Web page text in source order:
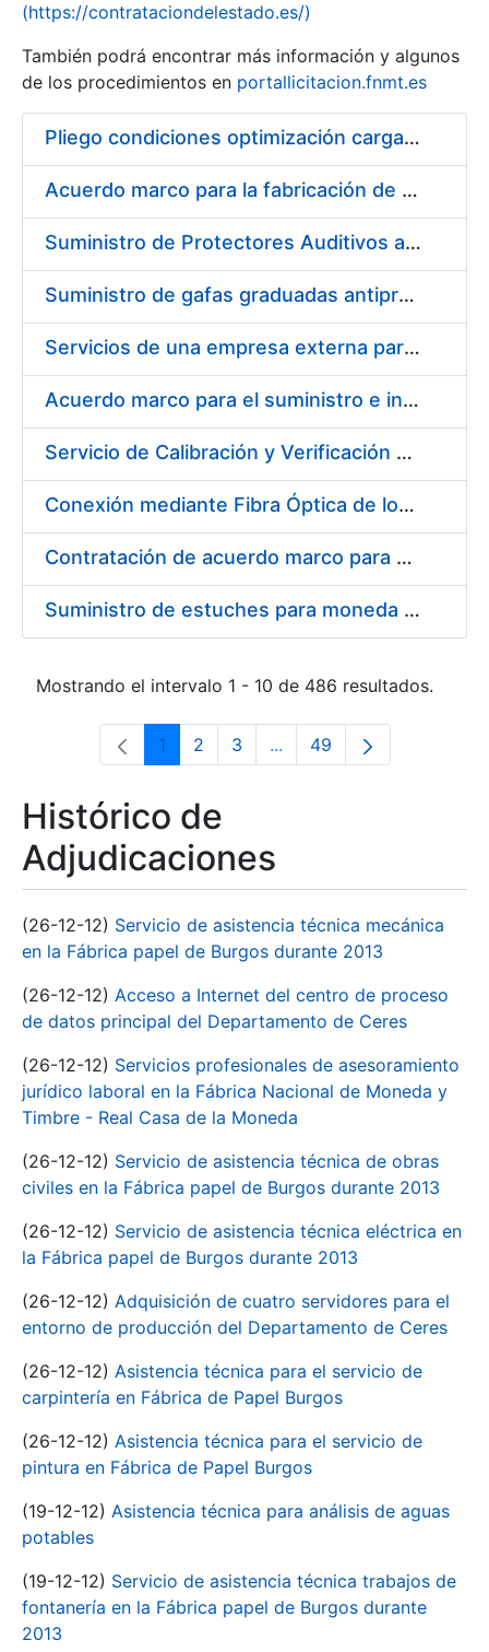
(https://contrataciondelestado.es/)
También podrá encontrar más información y algunos
de los procedimientos en portallicitacion.fnmt.es
Pliego condiciones optimización cargas compras firmado
Acuerdo marco para la fabricación de piezas
Suministro de Protectores Auditivos a medida para las personas trabajadoras de los Centros de Trabajo de Madrid y Burgos
Suministro de gafas graduadas antiproyecciones para los trabajadores de la FNMT-RCM en los centros de trabajo de Madrid y Burgos
Servicios de una empresa externa para el asesoramiento y resolución de los recursos de alzada que se presentan relacionados con procesos de selección para la FNMT-RCM
Acuerdo marco para el suministro e instalación de persianas, estores y otros complementos
Servicio de Calibración y Verificación Externa de los Equipos de Medición del Servicio de Prevención de la FNMT-RCM
Conexión mediante Fibra Óptica de los Centros de Proceso de Datos (CPDs) de las sedes de la FNMT-RCM de Burgos y Madrid
Contratación de acuerdo marco para el Suministro de Material de Electricidad para la Fábrica Nacional de Moneda y Timbre-Real Casa de la Moneda en su centro de trabajo de Burgos
Suministro de estuches para moneda de 30 €
Mostrando el intervalo 1 - 10 de 486 resultados.
Página
1 Página
2 Página
3 ...Páginas intermedias Use
Página
49
Histórico de
Adjudicaciones
(26-12-12) Servicio de asistencia técnica mecánica
en la Fábrica papel de Burgos durante 2013
(26-12-12) Acceso a Internet del centro de proceso
de datos principal del Departamento de Ceres
(26-12-12) Servicios profesionales de asesoramiento
jurídico laboral en la Fábrica Nacional de Moneda y
Timbre - Real Casa de la Moneda
(26-12-12) Servicio de asistencia técnica de obras
civiles en la Fábrica papel de Burgos durante 2013
(26-12-12) Servicio de asistencia técnica eléctrica en
la Fábrica papel de Burgos durante 2013
(26-12-12) Adquisición de cuatro servidores para el
entorno de producción del Departamento de Ceres
(26-12-12) Asistencia técnica para el servicio de
carpintería en Fábrica de Papel Burgos
(26-12-12) Asistencia técnica para el servicio de
pintura en Fábrica de Papel Burgos
(19-12-12) Asistencia técnica para análisis de aguas
potables
(19-12-12) Servicio de asistencia técnica trabajos de
fontanería en la Fábrica papel de Burgos durante
2013